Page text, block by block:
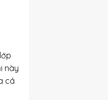
này
cá